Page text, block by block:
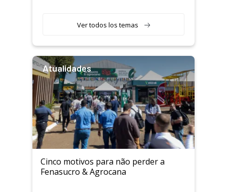
Ver todos los temas
Atualidades
Cinco motivos para não perder a
Fenasucro & Agrocana